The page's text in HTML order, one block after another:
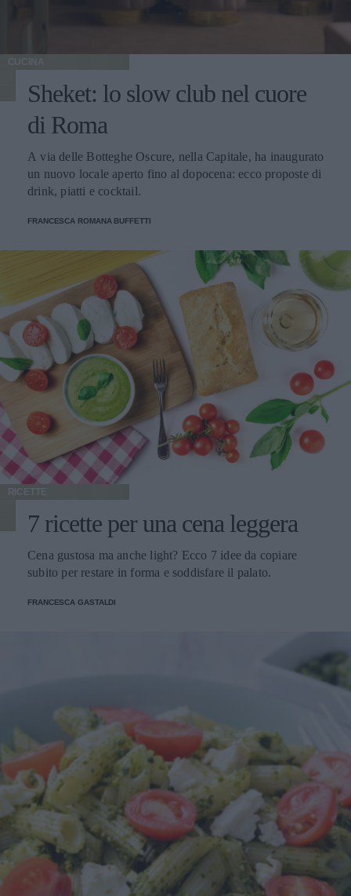
CUCINA
Sheket: lo slow club nel cuore
di Roma
A via delle Botteghe Oscure, nella Capitale, ha inaugurato
un nuovo locale aperto fino al dopocena: ecco proposte di
drink, piatti e cocktail.
FRANCESCA ROMANA BUFFETTI
RICETTE
7 ricette per una cena leggera
Cena gustosa ma anche light? Ecco 7 idee da copiare
subito per restare in forma e soddisfare il palato.
FRANCESCA GASTALDI